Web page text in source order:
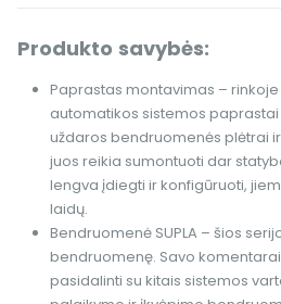
Produkto savybės:
Paprastas montavimas –
automatikos sistemos
uždaros bendruomenės plėtrai
juos reikia sumontuoti dar
lengva įdiegti ir konfigūruoti,
laidų.
Bendruomenė SUPLA – šios
bendruomenę. Savo
pasidalinti su kitais sistemos